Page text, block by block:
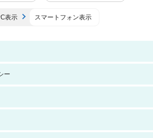
表示 スマートフォン表示
ー